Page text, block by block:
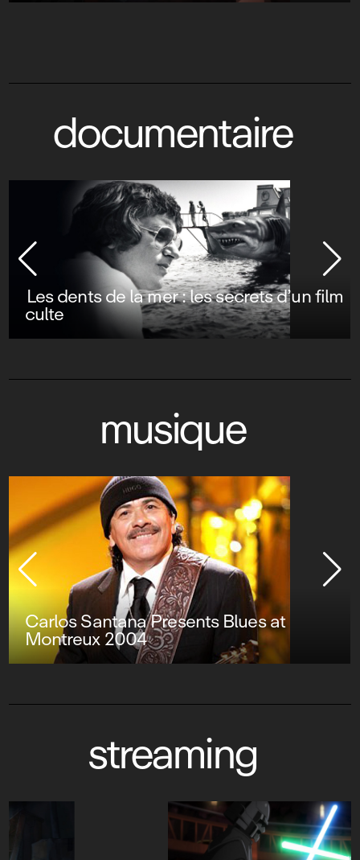
documentaire
Les dents de la mer : les secrets d’un film
culte
musique
Carlos Santana Presents Blues at
Montreux 2004
streaming